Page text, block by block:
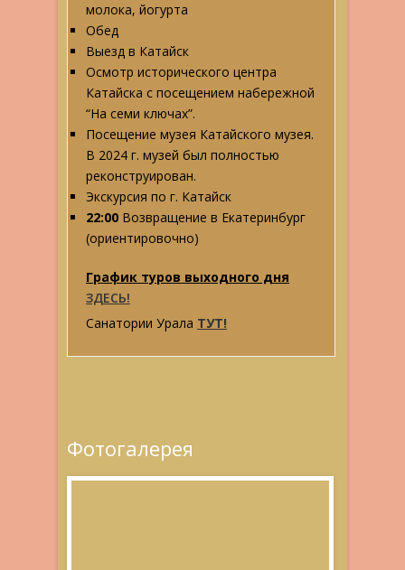
молока, йогурта
Обед
Выезд в Катайск
Осмотр исторического центра
Катайска с посещением набережной
“На семи ключах”.
Посещение музея Катайского музея.
В 2024 г. музей был полностью
реконструирован.
Экскурсия по г. Катайск
22:00 Возвращение в Екатеринбург
(ориентировочно)
График туров выходного дня
ЗДЕСЬ!
Санатории Урала ТУТ!
Фотогалерея